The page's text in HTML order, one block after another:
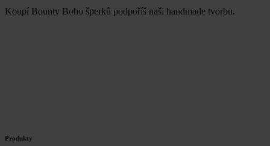
Koupí Bounty Boho šperků podpoříš naši handmade tvorbu.
Produkty